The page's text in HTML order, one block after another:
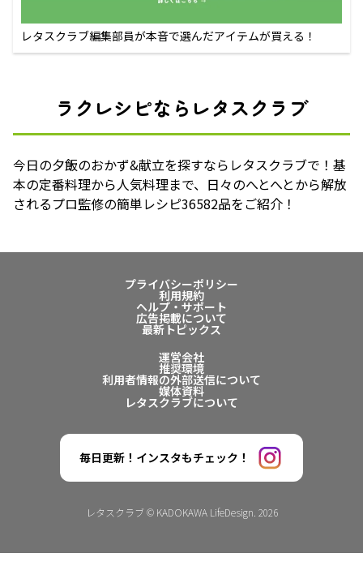
レタスクラブ編集部員が本音で選んだアイテムが買える！
ラクレシピならレタスクラブ
今日の夕飯のおかず&献立を探すならレタスクラブで！基
本の定番料理から人気料理まで、日々のへとへとから解放
されるプロ監修の簡単レシピ36582品をご紹介！
プライバシーポリシー
利用規約
ヘルプ・サポート
広告掲載について
最新トピックス
運営会社
推奨環境
利用者情報の外部送信について
媒体資料
レタスクラブについて
毎日更新！インスタもチェック！
レタスクラブ © KADOKAWA LifeDesign. 2026